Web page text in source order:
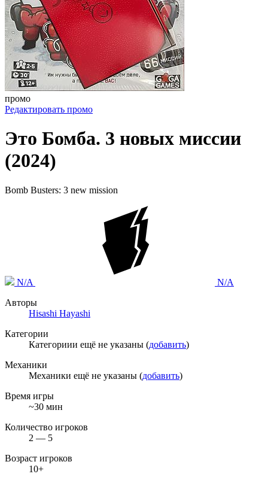
промо
Редактировать промо
Это Бомба. 3 новых миссии
(2024)
Bomb Busters: 3 new mission
N/A
N/A
Авторы
Hisashi Hayashi
Категории
Категориии ещё не указаны (добавить)
Механики
Механики ещё не указаны (добавить)
Время игры
~30 мин
Количество игроков
2 — 5
Возраст игроков
10+